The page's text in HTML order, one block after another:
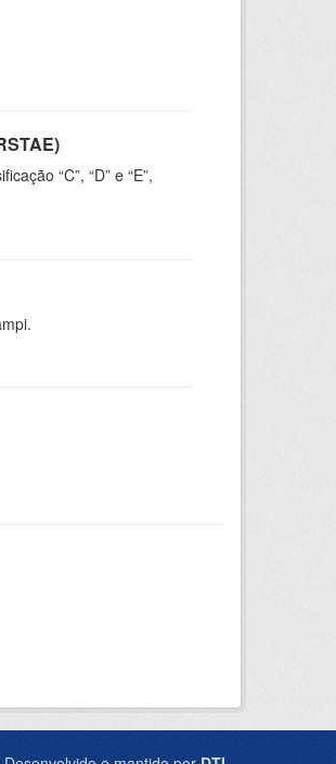
“C”, “D” e “E”,